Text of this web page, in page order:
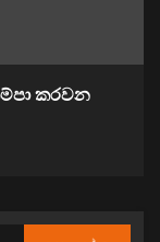
කරවන